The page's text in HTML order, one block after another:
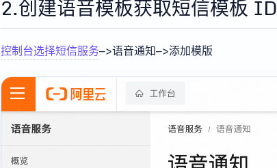
2.创建语音模板获取短信模板 ID
控制台选择短信服务—>语音通知—>添加模版